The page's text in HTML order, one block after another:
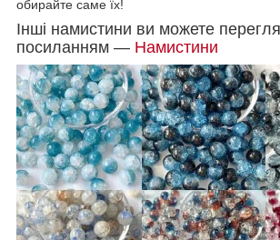
обирайте саме їх!
Інші намистини ви можете
посиланням — Намистини